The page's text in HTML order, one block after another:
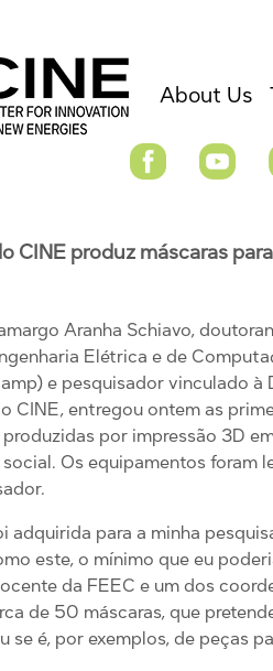
About Us
CINE produz máscaras
Aranha Schiavo,
Elétrica e de
e pesquisador vinculado
CINE, entregou ontem as
por impressão 3D
Os equipamentos foram
adquirida para a minha
este, o mínimo que eu
da FEEC e um dos
de 50 máscaras, que
se é, por exemplos, de peças